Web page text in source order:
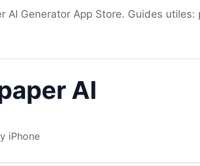
AI Generator App Store. Guides
AI
iPhone